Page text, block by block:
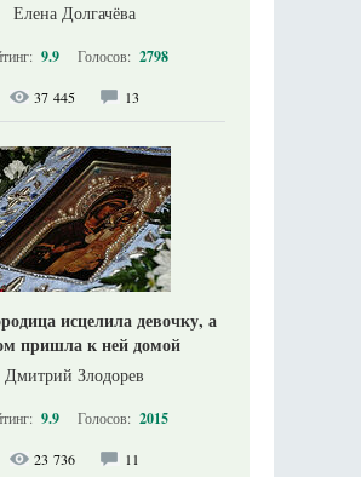
Елена Долгачёва
9.9 Голосов: 2798
37 445 13
исцелила девочку, а
пришла к ней домой
Дмитрий Злодорев
9.9 Голосов: 2015
23 736 11